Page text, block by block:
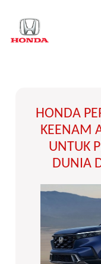
HONDA
KEENAM
UNTUK
DUNIA